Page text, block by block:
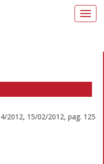
2012, 15/02/2012, pag. 125